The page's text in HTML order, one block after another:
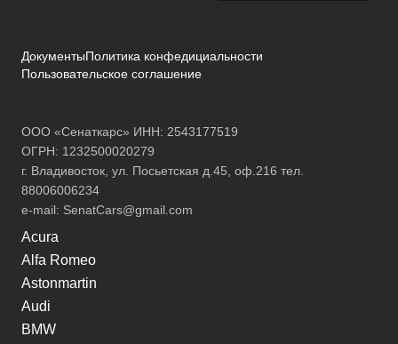
ДокументыПолитика конфедициальности
Пользовательское соглашение
ООО «Сенаткарс» ИНН: 2543177519
ОГРН: 1232500020279
г. Владивосток, ул. Посьетская д.45, оф.216 тел.
88006006234
e-mail: SenatCars@gmail.com
Acura
Alfa Romeo
Astonmartin
Audi
BMW